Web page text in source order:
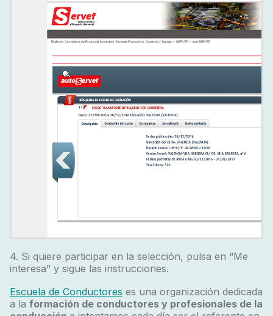
4. Si quiere participar en la selección, pulsa en “Me
interesa” y sigue las instrucciones.
Escuela de Conductores es una organización dedicada
a la formación de conductores y profesionales de la